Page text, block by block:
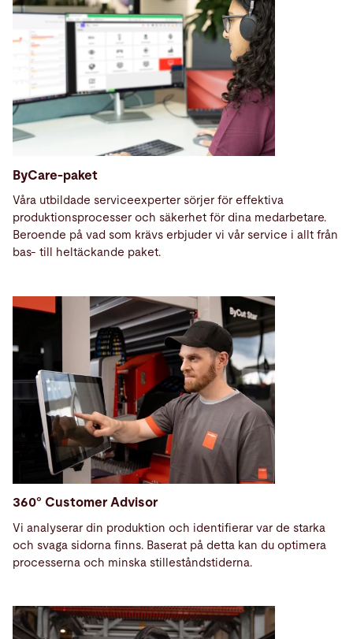
ByCare-paket
Våra utbildade serviceexperter sörjer för effektiva
produktionsprocesser och säkerhet för dina medarbetare.
Beroende på vad som krävs erbjuder vi vår service i allt från
bas- till heltäckande paket.
360° Customer Advisor
Vi analyserar din produktion och identifierar var de starka
och svaga sidorna finns. Baserat på detta kan du optimera
processerna och minska stilleståndstiderna.